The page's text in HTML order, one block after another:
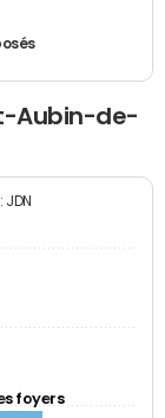
Aubin-de-
foyers